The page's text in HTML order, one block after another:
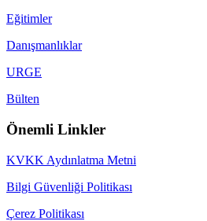
Eğitimler
Danışmanlıklar
URGE
Bülten
Önemli Linkler
KVKK Aydınlatma Metni
Bilgi Güvenliği Politikası
Çerez Politikası